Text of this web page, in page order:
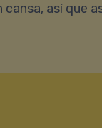
así que